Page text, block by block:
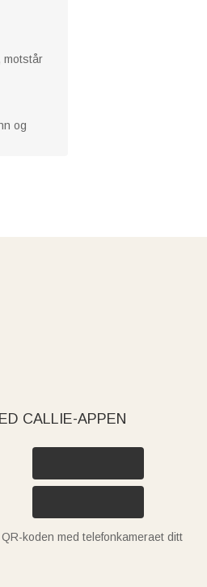
motstår
og
CALLIE-APPEN
koden med telefonkameraet ditt